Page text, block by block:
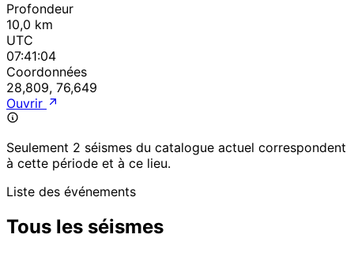
Profondeur
10,0 km
UTC
07:41:04
Coordonnées
28,809, 76,649
Ouvrir
Seulement 2 séismes du catalogue actuel correspondent
à cette période et à ce lieu.
Liste des événements
Tous les séismes